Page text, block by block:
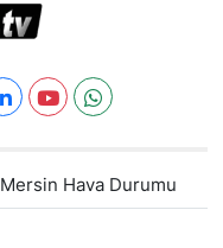
Mersin Hava Durumu